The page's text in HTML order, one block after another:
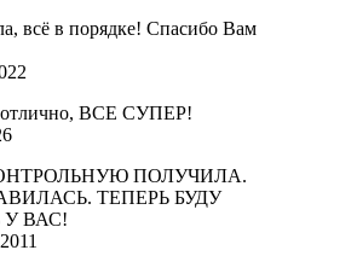
всё в порядке! Спасибо Вам
отлично, ВСЕ СУПЕР!
ПОЛУЧИЛА.
ТЕПЕРЬ БУДУ
ВАС!